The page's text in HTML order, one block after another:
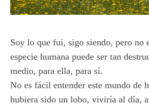
Soy lo que fui, sigo siendo, pero no
especie humana puede ser tan
medio, para ella, para sí.
No es fácil entender este mundo de
hubiera sido un lobo, viviría al día,